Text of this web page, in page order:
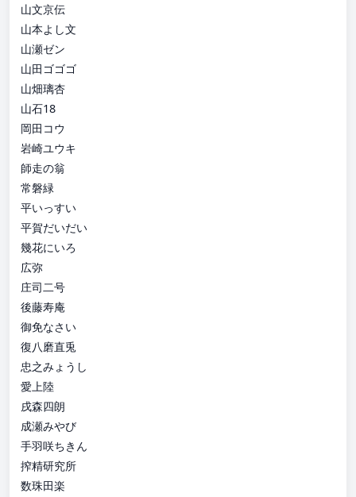
山文京伝
山本よし文
山瀬ゼン
山田ゴゴゴ
山畑璃杏
山石18
岡田コウ
岩崎ユウキ
師走の翁
常磐緑
平いっすい
平賀だいだい
幾花にいろ
広弥
庄司二号
後藤寿庵
御免なさい
復八磨直兎
忠之みょうし
愛上陸
戌森四朗
成瀬みやび
手羽咲ちきん
搾精研究所
数珠田楽